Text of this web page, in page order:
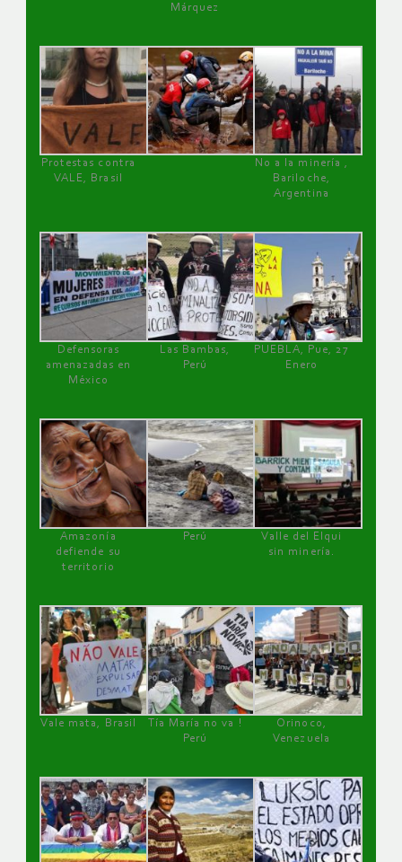
Márquez
Protestas contra
VALE, Brasil
No a la minería ,
Bariloche,
Argentina
Defensoras
amenazadas en
México
Las Bambas,
Perú
PUEBLA, Pue, 27
Enero
Amazonía
defiende su
territorio
Perú
Valle del Elqui
sin minería.
Vale mata, Brasil
Tía María no va !
Perú
Orinoco,
Venezuela